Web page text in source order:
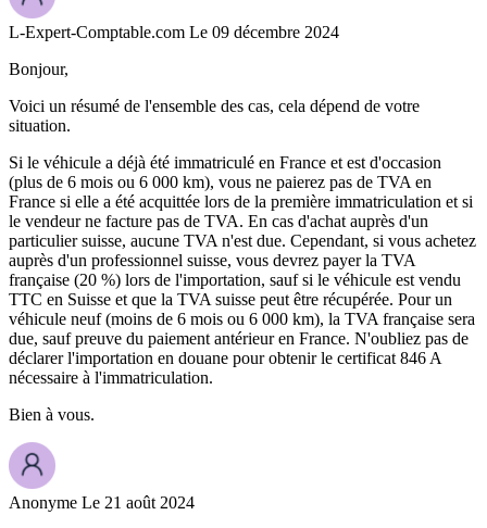
L-Expert-Comptable.com Le 09 décembre 2024
Bonjour,
Voici un résumé de l'ensemble des cas, cela dépend de votre
situation.
Si le véhicule a déjà été immatriculé en France et est d'occasion
(plus de 6 mois ou 6 000 km), vous ne paierez pas de TVA en
France si elle a été acquittée lors de la première immatriculation et si
le vendeur ne facture pas de TVA. En cas d'achat auprès d'un
particulier suisse, aucune TVA n'est due. Cependant, si vous achetez
auprès d'un professionnel suisse, vous devrez payer la TVA
française (20 %) lors de l'importation, sauf si le véhicule est vendu
TTC en Suisse et que la TVA suisse peut être récupérée. Pour un
véhicule neuf (moins de 6 mois ou 6 000 km), la TVA française sera
due, sauf preuve du paiement antérieur en France. N'oubliez pas de
déclarer l'importation en douane pour obtenir le certificat 846 A
nécessaire à l'immatriculation.
Bien à vous.
Anonyme Le 21 août 2024